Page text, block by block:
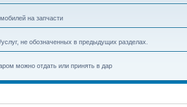
на запчасти
не обозначенных в предыдущих разделах.
можно отдать или принять в дар